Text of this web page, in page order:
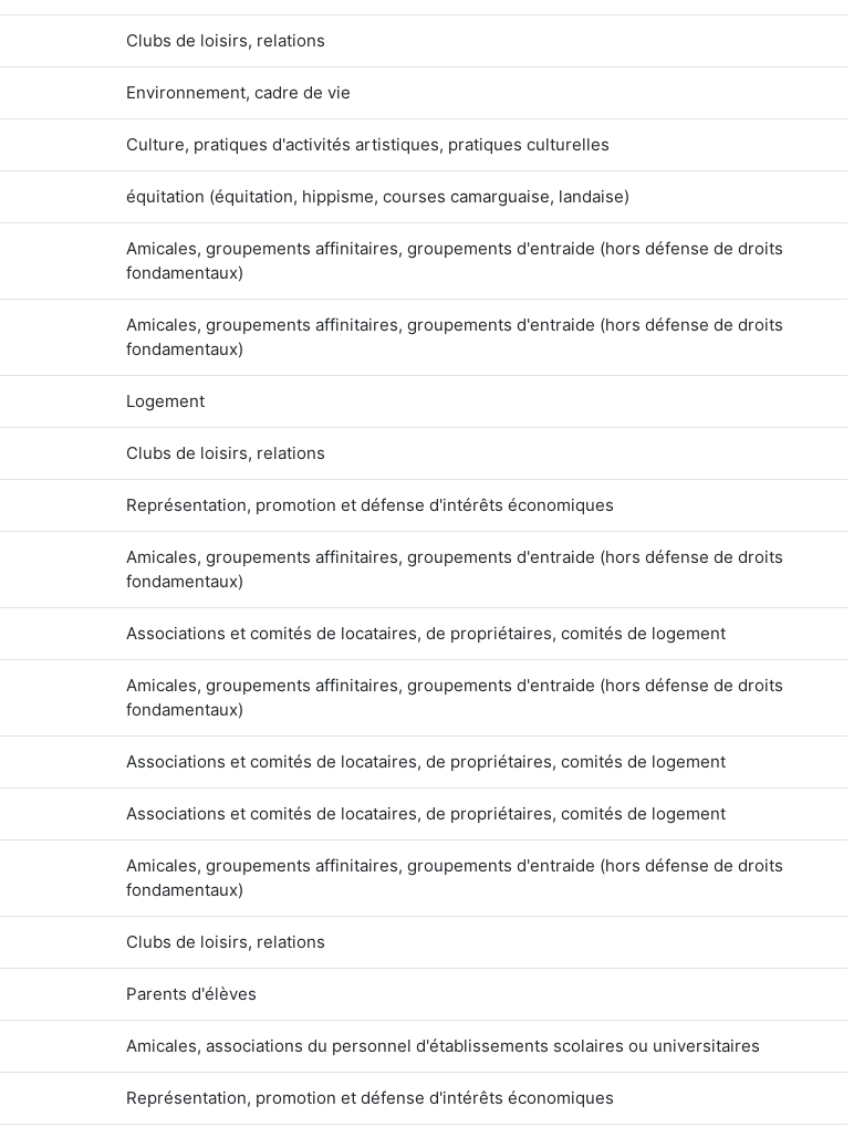
Clubs de loisirs, relations
Environnement, cadre de vie
Culture, pratiques d'activités artistiques, pratiques culturelles
équitation (équitation, hippisme, courses camarguaise, landaise)
Amicales, groupements affinitaires, groupements d'entraide (hors défense de droits
fondamentaux)
Amicales, groupements affinitaires, groupements d'entraide (hors défense de droits
fondamentaux)
Logement
Clubs de loisirs, relations
Représentation, promotion et défense d'intérêts économiques
Amicales, groupements affinitaires, groupements d'entraide (hors défense de droits
fondamentaux)
Associations et comités de locataires, de propriétaires, comités de logement
Amicales, groupements affinitaires, groupements d'entraide (hors défense de droits
fondamentaux)
Associations et comités de locataires, de propriétaires, comités de logement
Associations et comités de locataires, de propriétaires, comités de logement
Amicales, groupements affinitaires, groupements d'entraide (hors défense de droits
fondamentaux)
Clubs de loisirs, relations
Parents d'élèves
Amicales, associations du personnel d'établissements scolaires ou universitaires
Représentation, promotion et défense d'intérêts économiques